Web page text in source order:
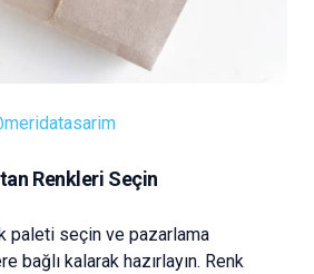
Renkleri Seçin
paleti seçin ve pazarlama
bağlı kalarak hazırlayın. Renk